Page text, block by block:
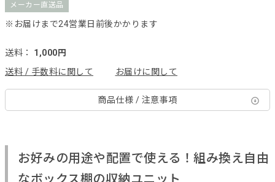
メーカー直送品
※お届けまで24営業日前後かかります
送料： 1,000円
送料 / 手数料に関して
お届けに関して
商品仕様 / 注意事項
お好みの用途や配置で使える！組み換え自由
なボックス棚の収納ユニット